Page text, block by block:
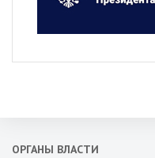
ОРГАНЫ ВЛАСТИ